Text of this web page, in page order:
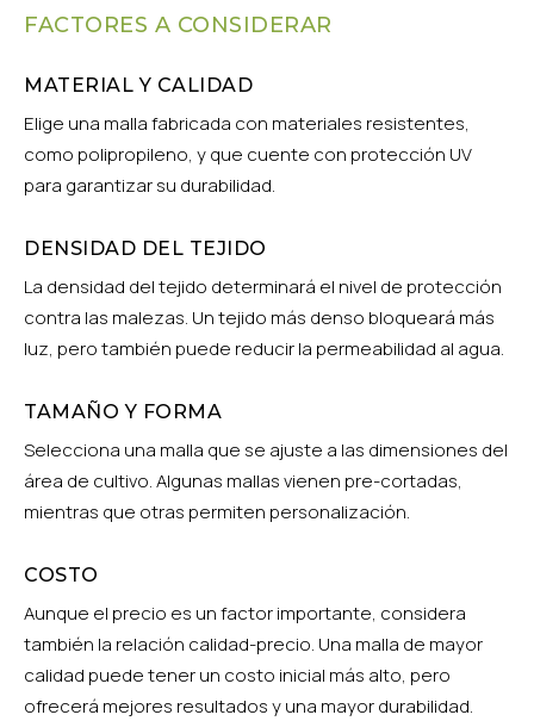
FACTORES A CONSIDERAR
MATERIAL Y CALIDAD
Elige una malla fabricada con materiales resistentes,
como polipropileno, y que cuente con protección UV
para garantizar su durabilidad.
DENSIDAD DEL TEJIDO
La densidad del tejido determinará el nivel de protección
contra las malezas. Un tejido más denso bloqueará más
luz, pero también puede reducir la permeabilidad al agua.
TAMAÑO Y FORMA
Selecciona una malla que se ajuste a las dimensiones del
área de cultivo. Algunas mallas vienen pre-cortadas,
mientras que otras permiten personalización.
COSTO
Aunque el precio es un factor importante, considera
también la relación calidad-precio. Una malla de mayor
calidad puede tener un costo inicial más alto, pero
ofrecerá mejores resultados y una mayor durabilidad.